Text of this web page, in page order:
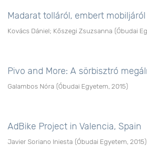
Madarat tolláról, embert mobiljáról
Kovács Dániel; Kőszegi Zsuzsanna (Óbudai
Pivo and More: A sörbisztró
Galambos Nóra (Óbudai Egyetem 2015)
AdBike Project in Valencia, Spain
Javier Soriano Iniesta (Óbudai Egyetem 2015)